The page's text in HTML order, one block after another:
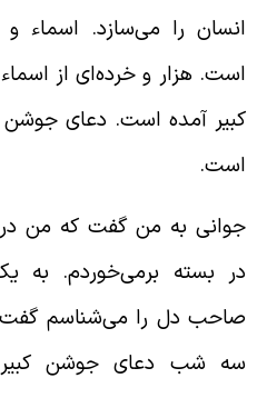
را می‌سازد. اسماء و
هزار و خرده‌ای از
آمده است. دعای جوشن
به من گفت که من در
بسته بر‌می‌خوردم. به
دل را می‌شناسم گفت
شب دعای جوشن کبیر